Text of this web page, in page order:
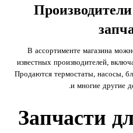
В ассортименте магазина
известных производителей,
Продаются термостаты, насосы,
и многие другие
Запчасти